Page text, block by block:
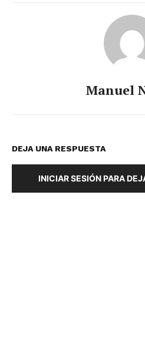
Manuel
DEJA UNA RESPUESTA
INICIAR SESIÓN PARA